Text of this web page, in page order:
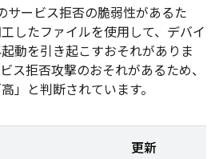
サービス拒否の脆弱性があるた
したファイルを使用して、デバイ
動を引き起こすおそれがありま
ス拒否攻撃のおそれがあるため、
」と判断されています。
更新